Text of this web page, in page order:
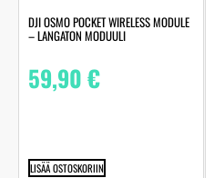
DJI OSMO POCKET WIRELESS MODULE
– LANGATON MODUULI
59,90€
LISÄÄ OSTOSKORIIN